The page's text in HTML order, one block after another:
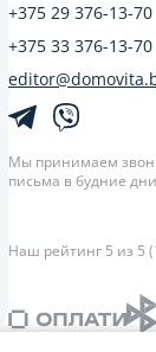
+375 29 376-13-70
+375 33 376-13-70
Мы принимаем
письма в будние
Наш рейтинг 5 из 5